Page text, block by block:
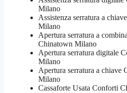
Milano
Assistenza serratura ​a
Milano
​Apertura serratura​ ​a
Chinatown Milano
Apertura serratura​ ​digitale
Milano
​Apertura serratura​ ​a chiave
Milano
​Cassaforte Usata Conforti